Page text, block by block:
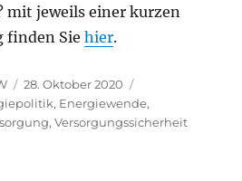
mit jeweils einer kurzen
finden Siehier.
Veröffentlicht
am
28. Oktober 2020
, Energiewende,
,Versorgungssicherheit